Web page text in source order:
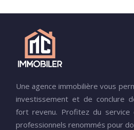
Une agence immobilière vous
investissement et de conclure
fort revenu. Profitez du service
professionnels renommés pour